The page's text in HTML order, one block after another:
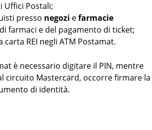
Uffici Postali;
presso negozi efarmacie
farmaci e del pagamento di ticket;
carta REI negli ATM Postamat.
è necessario digitare il PIN, mentre
circuito Mastercard, occorre firmare la
di identità.